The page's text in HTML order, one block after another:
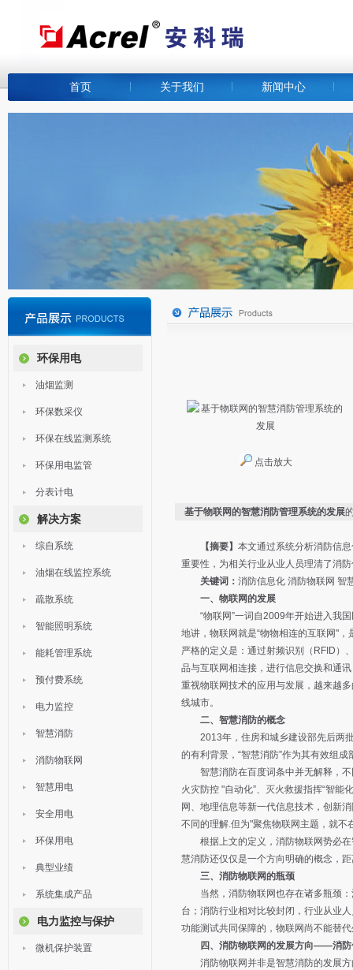
首页 关于我们 新闻中心
环保用电
油烟监测
环保数采仪
环保在线监测系统
环保用电监管
分表计电
解决方案
综自系统
油烟在线监控系统
疏散系统
智能照明系统
能耗管理系统
预付费系统
电力监控
智慧消防
消防物联网
智慧用电
安全用电
环保用电
典型业绩
系统集成产品
电力监控与保护
微机保护装置
点击放大
基于物联网的智慧消防管理系统的发展
【摘要】 本文通过系统分析消防信
重要性，为相关行业从业人员理清了消
关键词： 消防信息化 消防物联网 智
一、物联网的发展
“物联网”一词自2009年开始进入我国
地讲，物联网就是“物物相连的互联网"
严格的定义是：通过射频识别（RFID）
品与互联网相连接，进行信息交换和通
重视物联网技术的应用与发展，越来越
线城市。
二、智慧消防的概念
2013年，住房和城乡建设部先后两批
的有利背景，“智慧消防”作为其有效组成
智慧消防在百度词条中并无解释，不
火灾防控 "自动化”、灭火救援指挥“智能
网、地理信息等新一代信息技术，创新
不同的理解.但为"聚焦物联网主题，就不
根据上文的定义，消防物联网势必在
慧消防还仅仅是一个方向明确的概念，
三、消防物联网的瓶颈
当然，消防物联网也存在诸多瓶颈：
台；消防行业相对比较封闭，行业从业
功能测试共同保障的，物联网尚不能替
四、消防物联网的发展方向——消防
消防物联网并非是智慧消防的发展方